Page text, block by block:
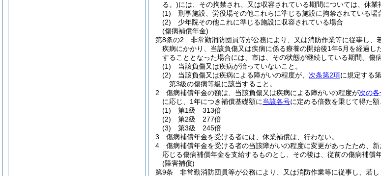
る。)には、その拘禁され、又は収容されている期間については、休業
(1)
刑事施設、労役場その他これらに準じる施設に拘禁されている場
(2)
少年院その他これに準じる施設に収容されている場合
(傷病補償年金)
第8条の2
非常勤消防団員等が公務により、又は消防作業等に従事し
疾病にかかり、当該負傷又は疾病に係る療養の開始後1年6月を経過し
することとなった場合には、市は、その状態が継続している期間、傷
(1)
当該負傷又は疾病が治っていないこと。
(2)
当該負傷又は疾病による障がいの程度が、 次条第2項に規定する
第3級の傷病等級に該当すること。
2
傷病補償年金の額は、当該負傷又は疾病による障がいの程度が次の各
に応じ、1年につき補償基礎額に当該各号に定める倍数を乗じて得た額
(1)
第1級 313倍
(2)
第2級 277倍
(3)
第3級 245倍
3
傷病補償年金を受ける者には、休業補償は、行わない。
4
傷病補償年金を受ける者の当該障がいの程度に変更があったため、
応じる傷病補償年金を支給するものとし、その後は、従前の傷病補償
(障害補償)
第9条
非常勤消防団員等が公務により、又は消防作業等に従事し、若